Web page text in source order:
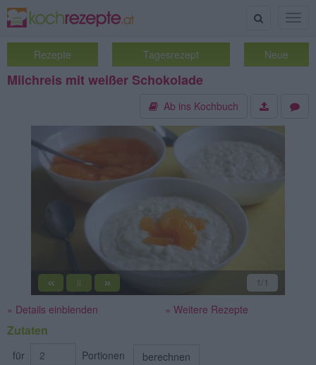
Suche
Rezepte Tagesrezept Neue
Milchreis mit weißer Schokolade
Ab ins Kochbuch
« || » 1/1
» Details einblenden » Weitere Rezepte
Zutaten
für Portionen berechnen